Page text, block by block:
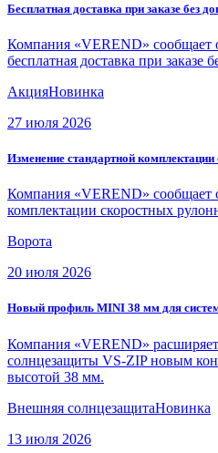
Бесплатная доставка при заказе без
Компания «VEREND» сообщает
бесплатная доставка при заказе
АкцияНовинка
27 июля 2026
Изменение стандартной
Компания «VEREND» сообщает
комплектации скоростных
Ворота
20 июля 2026
Новый профиль MINI 38 мм для
Компания «VEREND»
солнцезащиты VS-ZIP новым
высотой 38 мм.
Внешняя солнцезащитаНовинка
13 июля 2026